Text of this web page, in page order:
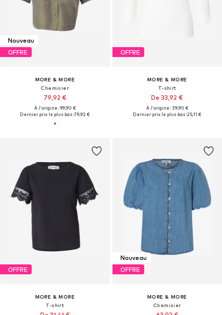
Nouveau
OFFRE
MORE & MORE
Chemisier
79,92 €
À l'origine : 99,90 €
Dernier prix le plus bas :79,92 €
OFFRE
MORE & MORE
T-shirt
De 33,92 €
À l'origine : 39,90 €
Dernier prix le plus bas :25,11 €
OFFRE
MORE & MORE
T-shirt
Nouveau
OFFRE
MORE & MORE
Chemisier